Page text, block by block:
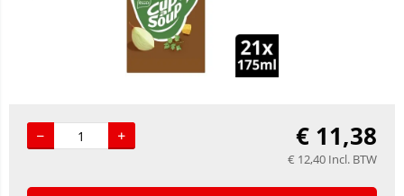
€ 11,38
€ 12,40 Incl. BTW